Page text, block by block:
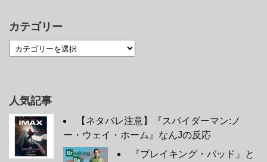
カテゴリー
人気記事
【ネタバレ注意】『スパイダーマン:ノ
ー・ウェイ・ホーム』なんJの反応
『ブレイキング・バッド』と